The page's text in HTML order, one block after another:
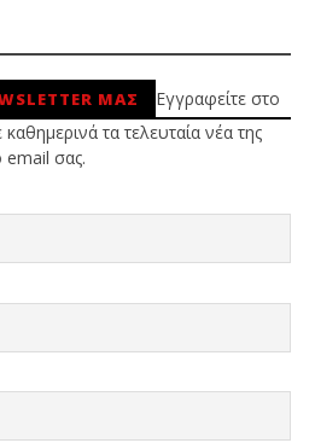
ΜΑΣ
Εγγραφείτε στο
τα τελευταία νέα της
email σας.